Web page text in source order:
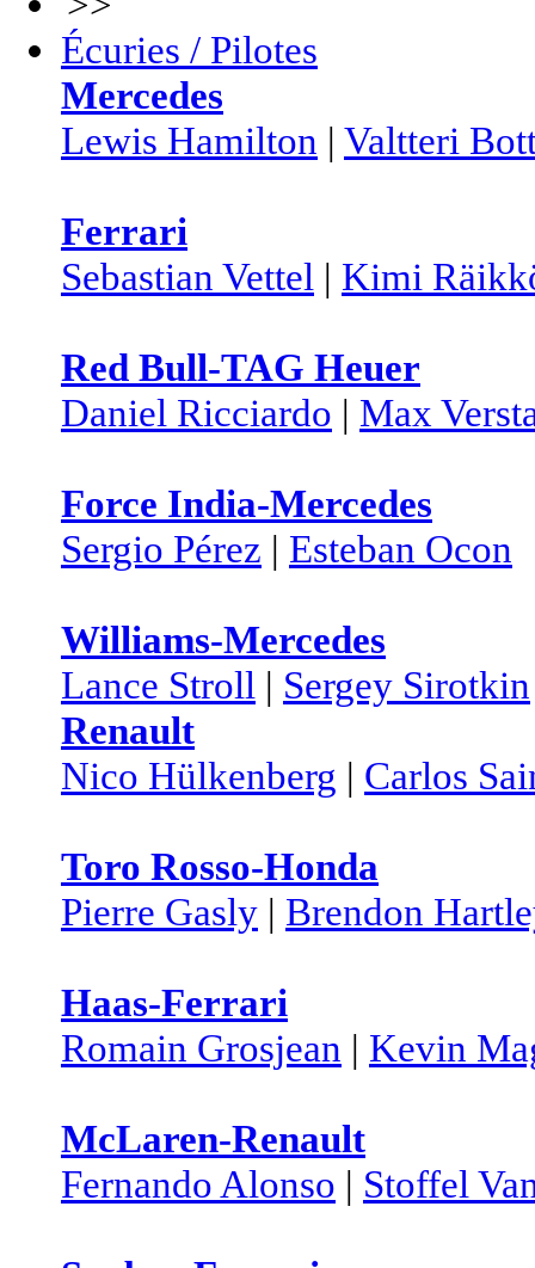
Écuries / Pilotes
Mercedes
Lewis Hamilton | Valtteri
Ferrari
Sebastian Vettel | Kimi
Red Bull-TAG Heuer
Daniel Ricciardo | Max
Force India-Mercedes
Sergio Pérez | Esteban Ocon
Williams-Mercedes
Lance Stroll | Sergey Sirotkin
Renault
Nico Hülkenberg | Carlos
Toro Rosso-Honda
Pierre Gasly | Brendon
Haas-Ferrari
Romain Grosjean | Kevin
McLaren-Renault
Fernando Alonso | Stoffel